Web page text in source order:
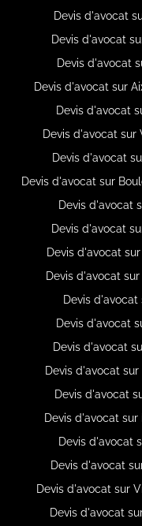
Devis d'avocat
Devis d'avocat
Devis d'avocat
Devis d'avocat sur
Devis d'avocat
Devis d'avocat sur
Devis d'avocat
Devis d'avocat sur
Devis d'avocat
Devis d'avocat
Devis d'avocat
Devis d'avocat
Devis d'avocat
Devis d'avocat
Devis d'avocat
Devis d'avocat
Devis d'avocat
Devis d'avocat
Devis d'avocat
Devis d'avocat
Devis d'avocat sur
Devis d'avocat